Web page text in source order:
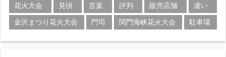
花火大会
見頃 言葉 評判 販売店舗
違い
金沢まつり花火大会
門司 関門海峡花火大会 駐車場